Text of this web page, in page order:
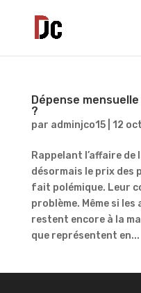
Dépense
?
par adminjco15| 12
Rappelant l’affaire de
désormais le prix des
fait polémique. Leur
problème. Même si
restent encore à la
que représentent en...